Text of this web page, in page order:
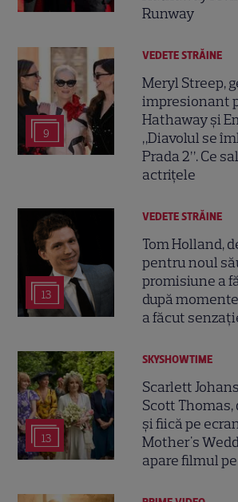
Runway
9
VEDETE STRĂINE
Meryl Streep,
impresionant
Hathaway și
„Diavolul se
Prada 2”. Ce
actrițele
13
VEDETE STRĂINE
Tom Holland,
pentru noul
promisiune a
după
a făcut
13
SKYSHOWTIME
Scarlett
Scott
și fiică pe
Mother's
apare filmul